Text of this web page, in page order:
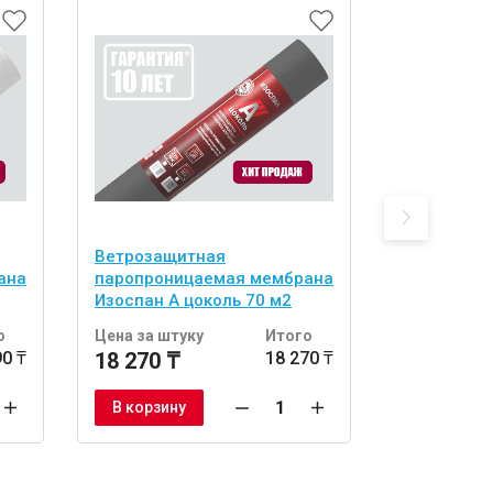
₸
Ветрозащитная
паропроницаемая мембрана
Изоспан A цоколь 70 м2
Цена за штуку
18 270 ₸
Итого
18 270 ₸
В корзину